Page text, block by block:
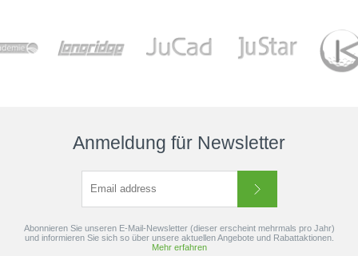
Anmeldung für Newsletter
Abonnieren Sie unseren E-Mail-Newsletter (dieser erscheint mehrmals pro Jahr)
und informieren Sie sich so über unsere aktuellen Angebote und Rabattaktionen.
Mehr erfahren